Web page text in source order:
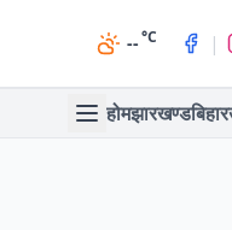
--°C |
होमझारखण्डबिहार